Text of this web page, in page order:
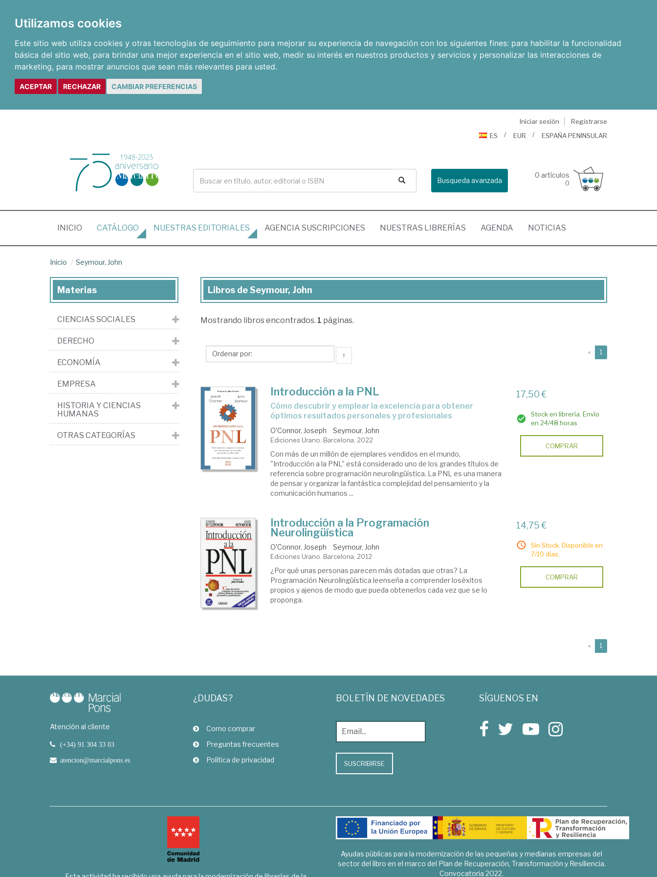
Utilizamos cookies
Este sitio web utiliza cookies y otras tecnologías de seguimiento para mejorar su experiencia de navegación con los siguientes fines: para habilitar la funcionalidad
básica del sitio web, para brindar una mejor experiencia en el sitio web, medir su interés en nuestros productos y servicios y personalizar las interacciones de
marketing, para mostrar anuncios que sean más relevantes para usted.
ACEPTAR RECHAZAR CAMBIAR PREFERENCIAS
Iniciar sesión
Registrarse
ES
EUR ESPAÑA PENINSULAR
Busqueda avanzada
0 artículos
0
INICIO (CURRENT)
CATÁLOGO NUESTRAS EDITORIALES AGENCIA SUSCRIPCIONES NUESTRAS LIBRERÍAS AGENDA NOTICIAS
Inicio Seymour, John
Libros
Seymour,
Libros de Seymour, John
Mostrando libros encontrados. 1 páginas.
↑ « 1
Introducción a la PNL
cómo descubrir y emplear la excelencia para obtener
óptimos resultados personales y profesionales
O'Connor, Joseph Seymour, John
Ediciones Urano. Barcelona, 2022
Con más de un millón de ejemplares vendidos en el mundo,
"Introducción a la PNL" está considerado uno de los grandes títulos de
referencia sobre programación neurolingüística. La PNL es una manera
de pensar y organizar la fantástica complejidad del pensamiento y la
comunicación humanos ...
17,50 €
Stock en librería. Envío
en 24/48 horas
COMPRAR
Introducción a la Programación
Neurolingüística
O'Connor, Joseph Seymour, John
Ediciones Urano. Barcelona, 2012
¿Por qué unas personas parecen más dotadas que otras? La
Programación Neurolingüística leenseña a comprender loséxitos
propios y ajenos de modo que pueda obtenerlos cada vez que se lo
proponga.
14,75 €
Sin Stock. Disponible en
7/10 días.
COMPRAR
« 1
Materias
CIENCIAS SOCIALES
DERECHO
ECONOMÍA
EMPRESA
HISTORIA Y CIENCIAS
HUMANAS
OTRAS CATEGORÍAS
Atención al cliente
(+34) 91 304 33 03
atencion@marcialpons.es
¿DUDAS?
Como comprar
Preguntas frecuentes
Política de privacidad
BOLETÍN DE NOVEDADES
SUSCRIBIRSE
SÍGUENOS EN
Ayudas públicas para la modernización de las pequeñas y medianas empresas del
sector del libro en el marco del Plan de Recuperación, Transformación y Resiliencia.
Convocatoria 2022.